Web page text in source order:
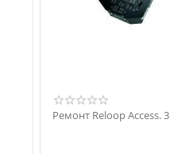
Ремонт Reloop Access. 3